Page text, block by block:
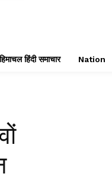
हिमाचल हिंदी समाचार Nation